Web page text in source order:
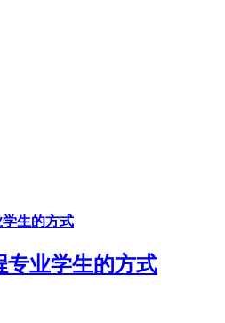
生的方式
专业学生的方式